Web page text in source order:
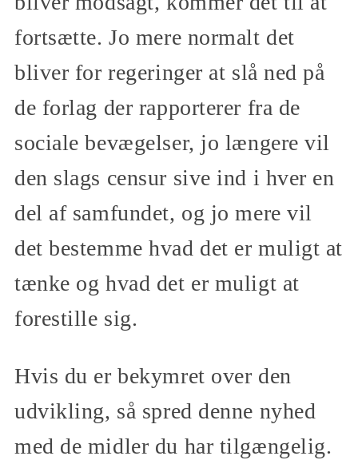
fortsætte. Jo mere normalt det
bliver for regeringer at slå ned på
de forlag der rapporterer fra de
sociale bevægelser, jo længere vil
den slags censur sive ind i hver en
del af samfundet, og jo mere vil
det bestemme hvad det er muligt at
tænke og hvad det er muligt at
forestille sig.
Hvis du er bekymret over den
udvikling, så spred denne nyhed
med de midler du har tilgængelig.